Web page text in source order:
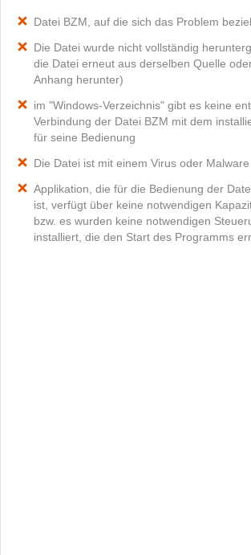
Datei BZM, auf die sich das Problem
Die Datei wurde nicht vollständig
die Datei erneut aus derselben Quelle
Anhang herunter)
im "Windows-Verzeichnis" gibt es keine
Verbindung der Datei BZM mit dem
für seine Bedienung
Die Datei ist mit einem Virus oder
Applikation, die für die Bedienung der
ist, verfügt über keine notwendigen
bzw. es wurden keine notwendigen
installiert, die den Start des Programms